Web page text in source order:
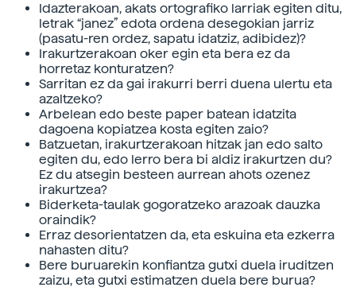
Idazterakoan, akats ortografiko larriak egiten ditu,
letrak “janez” edota ordena desegokian jarriz
(pasatu-ren ordez, sapatu idatziz, adibidez)?
Irakurtzerakoan oker egin eta bera ez da
horretaz konturatzen?
Sarritan ez da gai irakurri berri duena ulertu eta
azaltzeko?
Arbelean edo beste paper batean idatzita
dagoena kopiatzea kosta egiten zaio?
Batzuetan, irakurtzerakoan hitzak jan edo salto
egiten du, edo lerro bera bi aldiz irakurtzen du?
Ez du atsegin besteen aurrean ahots ozenez
irakurtzea?
Biderketa-taulak gogoratzeko arazoak dauzka
oraindik?
Erraz desorientatzen da, eta eskuina eta ezkerra
nahasten ditu?
Bere buruarekin konfiantza gutxi duela iruditzen
zaizu, eta gutxi estimatzen duela bere burua?